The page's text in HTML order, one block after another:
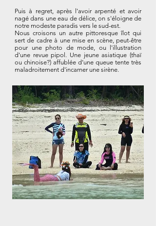
Puis à regret, après l'avoir arpenté et avoir
nagé dans une eau de délice, on s'éloigne de
notre modeste paradis vers le sud-est.
Nous croisons un autre pittoresque îlot qui
sert de cadre à une mise en scène, peut-être
pour une photo de mode, ou l'illustration
d'une revue pipol. Une jeune asiatique (thaï
ou chinoise?) affublée d’une queue tente très
maladroitement d'incarner une sirène.